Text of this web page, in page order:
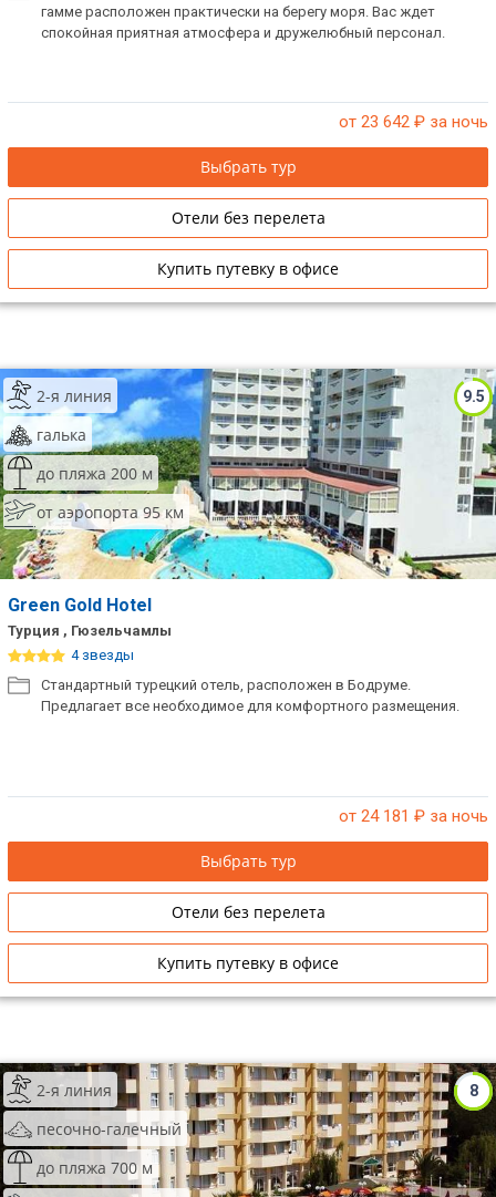
гамме расположен практически на берегу моря. Вас ждет
спокойная приятная атмосфера и дружелюбный персонал.
от 23 642 ₽ за ночь
Выбрать тур
Отели без перелета
Купить путевку в офисе
9.5
2-я линия
галька
до пляжа 200 м
от аэропорта 95 км
Green Gold Hotel
Турция , Гюзельчамлы
4 звезды
Стандартный турецкий отель, расположен в Бодруме.
Предлагает все необходимое для комфортного размещения.
от 24 181 ₽ за ночь
Выбрать тур
Отели без перелета
Купить путевку в офисе
8
2-я линия
песочно-галечный
до пляжа 700 м